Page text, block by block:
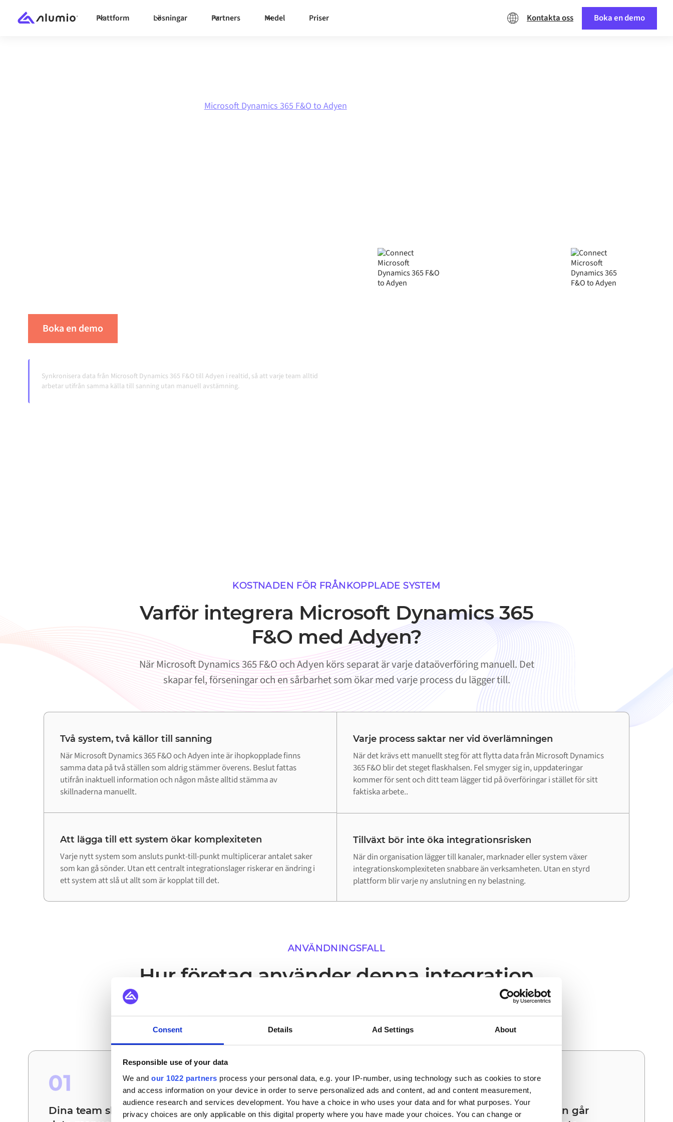
Consent Details Ad Settings About
Responsible use of your data
We and our 1022 partners process your personal data, e.g. your IP-number, using technology such as cookies to store
and access information on your device in order to serve personalized ads and content, ad and content measurement,
audience research and services development. You have a choice in who uses your data and for what purposes. Your
privacy choices are only applicable on this digital property where you have made your choices. You can change or
Plattform Lösningar Partners Medel Priser Kontakta oss Boka en demo
Microsoft Dynamics 365 F&O to Adyen
Boka en demo
Synkronisera data från Microsoft Dynamics 365 F&O till Adyen i realtid, så att varje team alltid
arbetar utifrån samma källa till sanning utan manuell avstämning.
KOSTNADEN FÖR FRÅNKOPPLADE SYSTEM
Varför integrera Microsoft Dynamics 365
F&O med Adyen?
När Microsoft Dynamics 365 F&O och Adyen körs separat är varje dataöverföring manuell. Det
skapar fel, förseningar och en sårbarhet som ökar med varje process du lägger till.
Två system, två källor till sanning
När Microsoft Dynamics 365 F&O och Adyen inte är ihopkopplade finns
samma data på två ställen som aldrig stämmer överens. Beslut fattas
utifrån inaktuell information och någon måste alltid stämma av
skillnaderna manuellt.
Varje process saktar ner vid överlämningen
När det krävs ett manuellt steg för att flytta data från Microsoft Dynamics
365 F&O blir det steget flaskhalsen. Fel smyger sig in, uppdateringar
kommer för sent och ditt team lägger tid på överföringar i stället för sitt
faktiska arbete..
Att lägga till ett system ökar komplexiteten
Varje nytt system som ansluts punkt-till-punkt multiplicerar antalet saker
som kan gå sönder. Utan ett centralt integrationslager riskerar en ändring i
ett system att slå ut allt som är kopplat till det.
Tillväxt bör inte öka integrationsrisken
När din organisation lägger till kanaler, marknader eller system växer
integrationskomplexiteten snabbare än verksamheten. Utan en styrd
plattform blir varje ny anslutning en ny belastning.
ANVÄNDNINGSFALL
Hur företag använder denna integration
Det här är scenarierna där en aktiv koppling mellan Microsoft Dynamics 365 F&O och Adyen ger
det mest omedelbara operativa värdet.
01
Dina team slipper stämma av
02
Processer körs utan manuell
03
Din nästa integration går